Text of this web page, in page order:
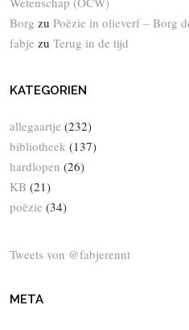
Borg zu Poëzie in olieverf – Borg
fabje zu Terug in de tijd
KATEGORIEN
allegaartje (232)
bibliotheek (137)
hardlopen (26)
KB (21)
poëzie (34)
Tweets von @fabjerennt
META